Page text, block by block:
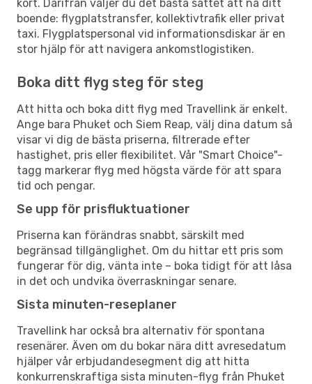
kort. Därifrån väljer du det bästa sättet att nå ditt
boende: flygplatstransfer, kollektivtrafik eller privat
taxi. Flygplatspersonal vid informationsdiskar är en
stor hjälp för att navigera ankomstlogistiken.
Boka ditt flyg steg för steg
Att hitta och boka ditt flyg med Travellink är enkelt.
Ange bara Phuket och Siem Reap, välj dina datum så
visar vi dig de bästa priserna, filtrerade efter
hastighet, pris eller flexibilitet. Vår "Smart Choice"-
tagg markerar flyg med högsta värde för att spara
tid och pengar.
Se upp för prisfluktuationer
Priserna kan förändras snabbt, särskilt med
begränsad tillgänglighet. Om du hittar ett pris som
fungerar för dig, vänta inte – boka tidigt för att låsa
in det och undvika överraskningar senare.
Sista minuten-reseplaner
Travellink har också bra alternativ för spontana
resenärer. Även om du bokar nära ditt avresedatum
hjälper vår erbjudandesegment dig att hitta
konkurrenskraftiga sista minuten-flyg från Phuket